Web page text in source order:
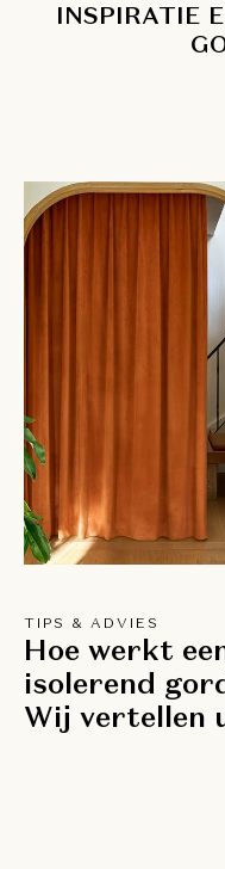
INSPIRATIE
TIPS & ADVIES
Hoe werkt
isolerend
Wij vertellen